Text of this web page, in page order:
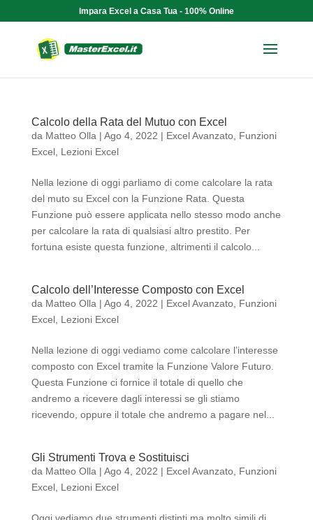
Impara Excel a Casa Tua - 100% Online
Calcolo della Rata del Mutuo con Excel
da Matteo Olla | Ago 4, 2022 | Excel Avanzato, Funzioni
Excel, Lezioni Excel
Nella lezione di oggi parliamo di come calcolare la rata
del muto su Excel con la Funzione Rata. Questa
Funzione può essere applicata nello stesso modo anche
per calcolare la rata di qualsiasi altro prestito. Per
fortuna esiste questa funzione, altrimenti il calcolo...
Calcolo dell’Interesse Composto con Excel
da Matteo Olla | Ago 4, 2022 | Excel Avanzato, Funzioni
Excel, Lezioni Excel
Nella lezione di oggi vediamo come calcolare l’interesse
composto con Excel tramite la Funzione Valore Futuro.
Questa Funzione ci fornice il totale di quello che
andremo a ricevere dagli interessi se gli stiamo
ricevendo, oppure il totale che andremo a pagare nel...
Gli Strumenti Trova e Sostituisci
da Matteo Olla | Ago 4, 2022 | Excel Avanzato, Funzioni
Excel, Lezioni Excel